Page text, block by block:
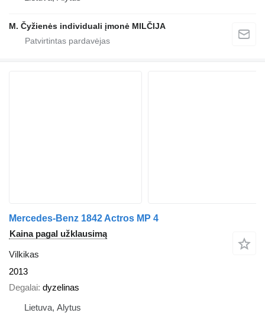
M. Čyžienės individuali įmonė MILČIJA
Mercedes-Benz 1842 Actros MP 4
Kaina pagal užklausimą
Vilkikas
2013
Degalai dyzelinas
Lietuva, Alytus